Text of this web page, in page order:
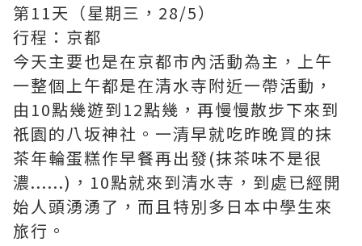
第11天（星期三，28/5）
行程：京都
今天主要也是在京都市內活動為主，上午
一整個上午都是在清水寺附近一帶活動，
由10點幾遊到12點幾，再慢慢散步下來到
祇園的八坂神社。一清早就吃昨晚買的抹
茶年輪蛋糕作早餐再出發(抹茶味不是很
濃......)，10點就來到清水寺，到處已經開
始人頭湧湧了，而且特別多日本中學生來
旅行。